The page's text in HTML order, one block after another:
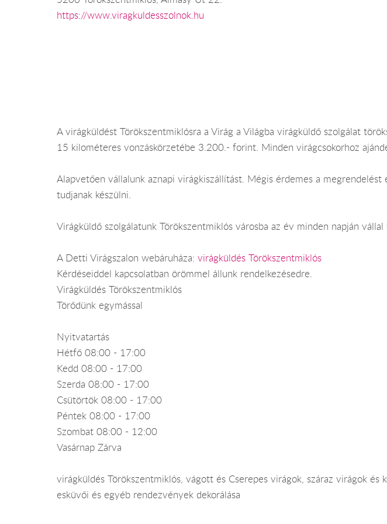
https://www.viragkuldesszolnok.hu
A virágküldést Törökszentmiklósra a Virág a Világba virágküldő szolgálat
15 kilométeres vonzáskörzetébe 3.200.- forint. Minden virágcsokorhoz
Alapvetően vállalunk aznapi virágkiszállítást. Mégis érdemes a
tudjanak készülni.
Virágküldő szolgálatunk Törökszentmiklós városba az év minden napján
A Detti Virágszalon webáruháza: virágküldés Törökszentmiklós
Kérdéseiddel kapcsolatban örömmel állunk rendelkezésedre.
Virágküldés Törökszentmiklós
Törődünk egymással
Nyitvatartás
Hétfő 08:00 - 17:00
Kedd 08:00 - 17:00
Szerda 08:00 - 17:00
Csütörtök 08:00 - 17:00
Péntek 08:00 - 17:00
Szombat 08:00 - 12:00
Vasárnap Zárva
virágküldés Törökszentmiklós, vágott és Cserepes virágok, száraz virágok és
esküvői és egyéb rendezvények dekorálása